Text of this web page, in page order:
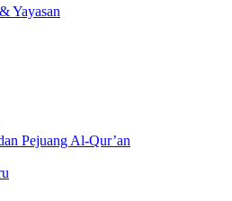
Yayasan
Pejuang Al-Qur’an